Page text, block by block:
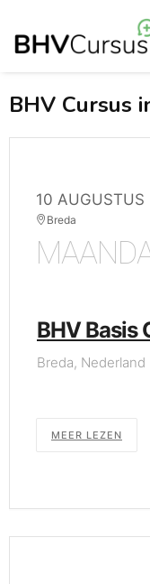
BHV Cursus
10 AUGUSTUS
Breda
BHV Basis
Breda, Nederland
MEER LEZEN